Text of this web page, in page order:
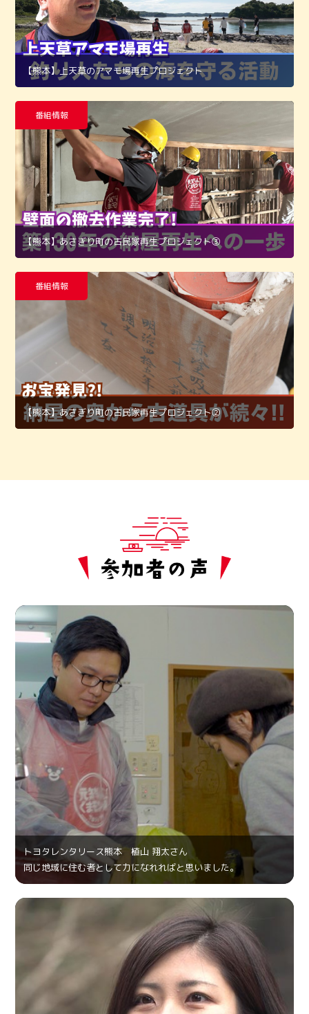
【熊本】上天草のアマモ場再生プロジェクト
番組情報
【熊本】あさぎり町の古民家再生プロジェクト➂
番組情報
【熊本】あさぎり町の古民家再生プロジェクト②
トヨタレンタリース熊本 植山 翔太さん
同じ地域に住む者として力になれればと思いました。